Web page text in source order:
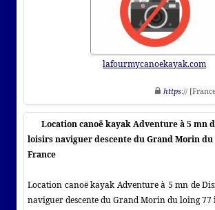
lafourmycanoekayak.com
https://
Location canoë kayak Adventure à 5 mn
loisirs naviguer descente du Grand Morin du
France
Location canoë kayak Adventure à 5 mn de
naviguer descente du Grand Morin du loing 77